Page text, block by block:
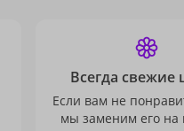
Всегда свежие
Если вам не
мы заменим его на